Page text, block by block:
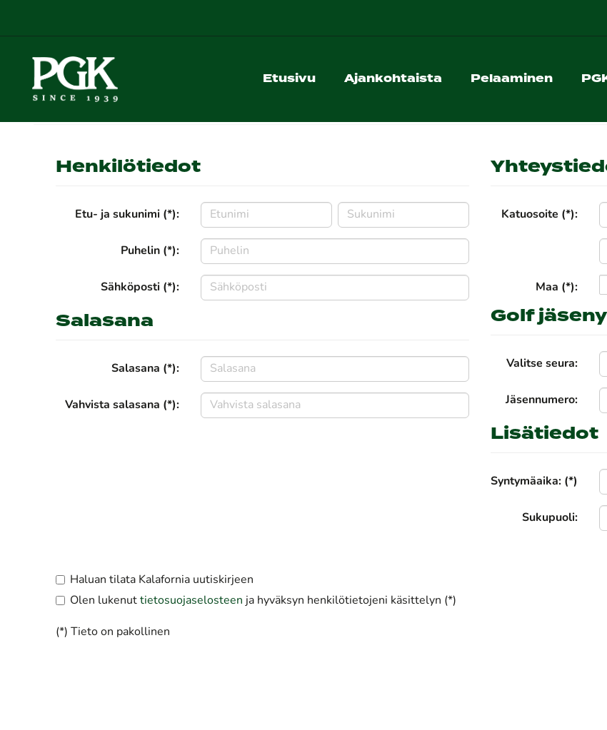
Etusivu Ajankohtaista Pelaaminen
Henkilötiedot
Etu- ja sukunimi (*):
Puhelin (*):
Sähköposti (*):
Salasana
Salasana (*):
Vahvista salasana (*):
Katuosoite (*):
Maa (*):
Golf
Valitse seura:
Jäsennumero:
Lisätiedot
Syntymäaika: (*)
Sukupuoli:
Haluan tilata Kalafornia uutiskirjeen
Olen lukenut tietosuojaselosteen ja hyväksyn henkilötietojeni käsittelyn (*)
(*) Tieto on pakollinen